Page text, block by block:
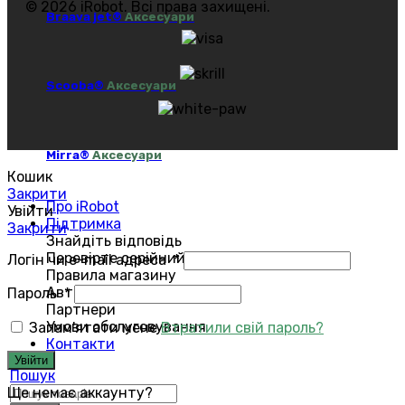
Braava jet® Аксесуари
Scooba® Аксесуари
Mirra®Аксесуари
Про iRobot
Підтримка
Знайдіть відповідь
Перевірте серійний номер
Правила магазину
Авторизований сервіс
Партнери
Умови обслуговування
Контакти
Пошук
© 2026 iRobot. Всі права захищені.
Кошик
Закрити
Увійти
Закрити
Логін чи e-mail адреса*
Пароль*
Запам'ятати мене Втратили свій пароль?
Увійти
Ще немає аккаунту?